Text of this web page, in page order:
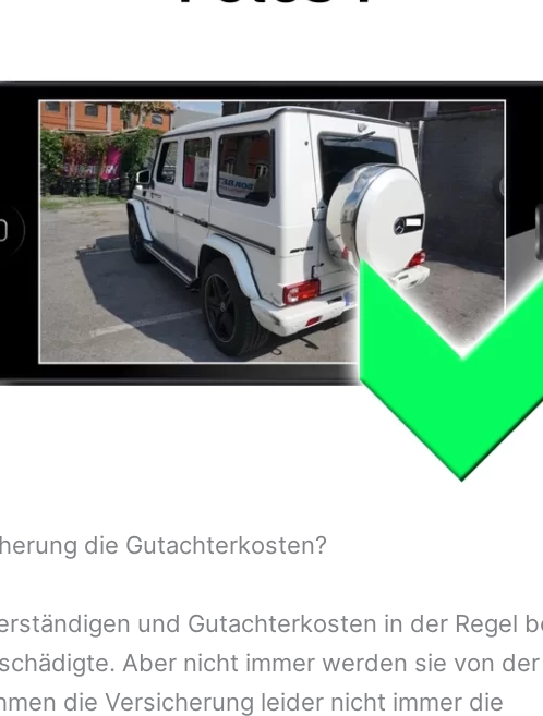
die Gutachterkosten?
und Gutachterkosten in der Regel
Aber nicht immer werden sie von
die Versicherung leider nicht immer die